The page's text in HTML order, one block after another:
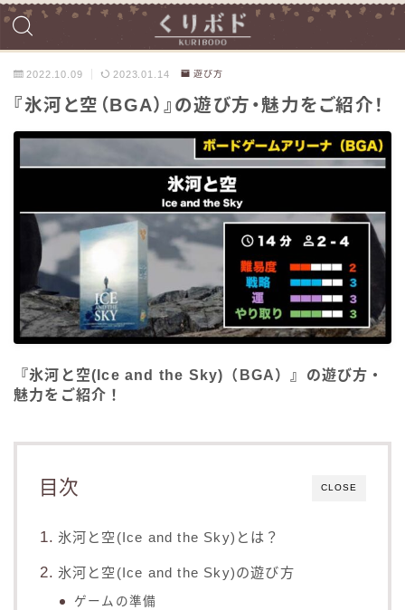
2022.10.09 2023.01.14 遊び方
『氷河と空（BGA）』の遊び方・魅力をご紹介！
『氷河と空(Ice and the Sky)（BGA）』の遊び方・
魅力をご紹介！
CLOSE
目次
氷河と空(Ice and the Sky)とは？
氷河と空(Ice and the Sky)の遊び方
ゲームの準備